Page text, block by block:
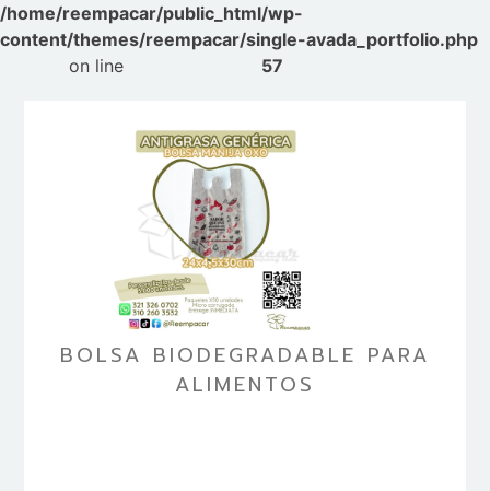
/home/reempacar/public_html/wp-
content/themes/reempacar/single-avada_portfolio.php
on line
57
BOLSA BIODEGRADABLE PARA
ALIMENTOS